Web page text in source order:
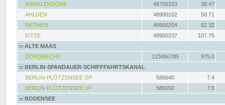
MARKLENDORF
48700103
38.47
AHLDEN
48900102
58.71
RETHEM
48900204
82.32
EITZE
48900237
107.75
ALTE MAAS
DORDRECHT
123456785
975.0
BERLIN-SPANDAUER-SCHIFFFAHRTSKANAL
BERLIN-PLÖTZENSEE OP
586640
7.4
BERLIN-PLÖTZENSEE UP
586650
7.5
BODENSEE